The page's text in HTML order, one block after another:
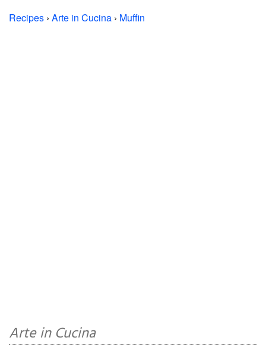
Recipes › Arte in Cucina › Muffin
Arte in Cucina